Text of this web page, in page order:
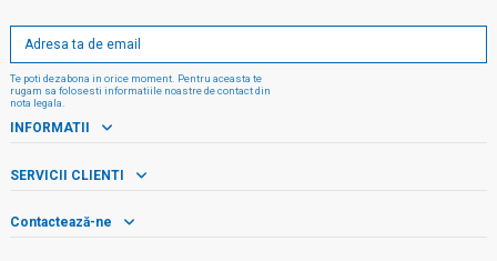
Te poti dezabona in orice moment. Pentru aceasta te
rugam sa folosesti informatiile noastre de contact din
nota legala.
INFORMATII
SERVICII CLIENTI
Contactează-ne